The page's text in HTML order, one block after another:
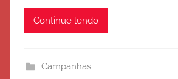
Continue lendo
Campanhas